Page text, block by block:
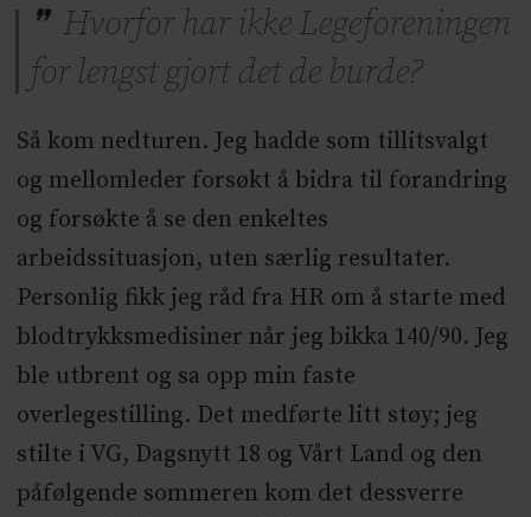
Hvorfor har ikke Legeforeningen
for lengst gjort det de burde?
Så kom nedturen. Jeg hadde som tillitsvalgt
og mellomleder forsøkt å bidra til forandring
og forsøkte å se den enkeltes
arbeidssituasjon, uten særlig resultater.
Personlig fikk jeg råd fra HR om å starte med
blodtrykksmedisiner når jeg bikka 140/90. Jeg
ble utbrent og sa opp min faste
overlegestilling. Det medførte litt støy; jeg
stilte i VG, Dagsnytt 18 og Vårt Land og den
påfølgende sommeren kom det dessverre